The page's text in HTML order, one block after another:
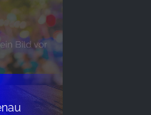
об использовании